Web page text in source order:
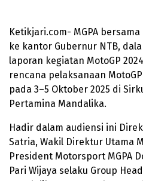
Ketikjari.com- MGPA
ke kantor Gubernur NTB,
laporan kegiatan MotoGP
rencana pelaksanaan
pada 3–5 Oktober 2025 di
Pertamina Mandalika.
Hadir dalam audiensi ini
Satria, Wakil Direktur Utama
President Motorsport MGPA
Pari Wijaya selaku Group